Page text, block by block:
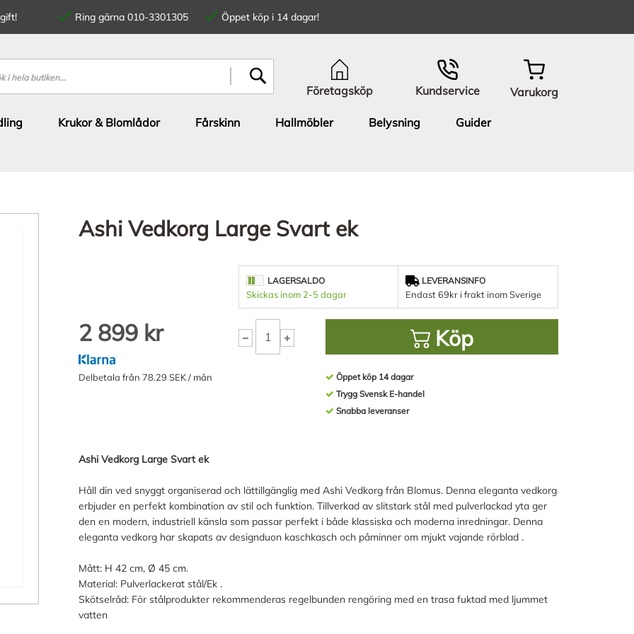
Ring gärna 010-3301305
Öppet köp i 14 dagar!
Företagsköp Kundservice Varukorg
Krukor & Blomlådor Fårskinn Hallmöbler Belysning
Guider
Ashi Vedkorg Large Svart ek
2 899 kr
Delbetala från 78.29 SEK / mån
LAGERSALDO
Skickas inom 2-5 dagar
LEVERANSINFO
Endast 69kr i frakt inom Sverige
Köp
Öppet köp 14 dagar
Trygg Svensk E-handel
Snabba leveranser
Ashi Vedkorg Large Svart ek
Håll din ved snyggt organiserad och lättillgänglig med Ashi Vedkorg från Blomus. Denna eleganta vedkorg
erbjuder en perfekt kombination av stil och funktion. Tillverkad av slitstark stål med pulverlackad yta ger
den en modern, industriell känsla som passar perfekt i både klassiska och moderna inredningar. Denna
eleganta vedkorg har skapats av designduon kaschkasch och påminner om mjukt vajande rörblad .
Mått: H 42 cm, Ø 45 cm.
Material: Pulverlackerat stål/Ek .
Skötselråd: För stålprodukter rekommenderas regelbunden rengöring med en trasa fuktad med ljummet
vatten